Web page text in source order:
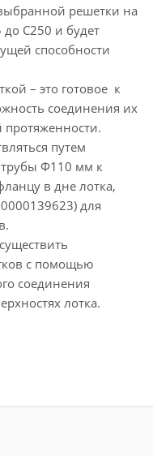
решетки на
С250 и будет
способности
– это готовое к
соединения их
путем
Ф110 мм к
в дне лотка,
для
с помощью
соединения
лотка.